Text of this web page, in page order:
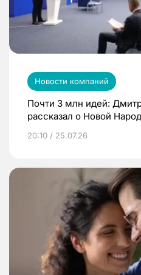
Новости компаний
Почти 3 млн идей:
рассказал о Новой
20:10 / 25.07.26